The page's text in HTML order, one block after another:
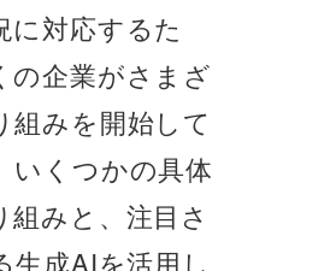
に対応するた
の企業がさまざ
組みを開始して
いくつかの具体
組みと、注目さ
生成AIを活用し